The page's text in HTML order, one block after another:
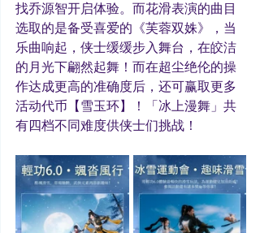
找乔源智开启体验。而花滑表演的曲目
选取的是备受喜爱的《芙蓉双姝》，当
乐曲响起，侠士缓缓步入舞台，在皎洁
的月光下翩然起舞！而在超尘绝伦的操
作达成更高的准确度后，还可赢取更多
活动代币【雪玉环】！「冰上漫舞」共
有四档不同难度供侠士们挑战！